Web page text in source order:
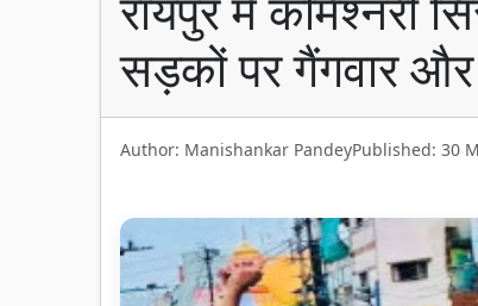
सड़कों पर गैंगवार
Author: Manishankar PandeyPublished: 30